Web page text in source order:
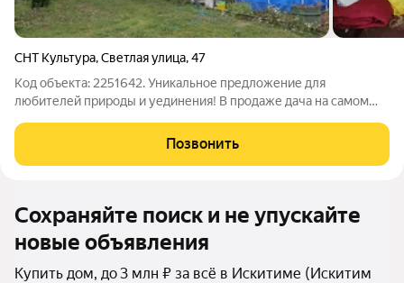
СНТ Культура,Светлая улица,47
Код объекта: 2251642. Уникальное предложение для
любителей природы и уединения! В продаже дача на самом
участке 6,7 соток есть всё для полноценного отдыха: гараж,
бассейн, баня и даже охрана.
Позвонить
Сохраняйте поиск и не упускайте
новые объявления
Купить дом, до 3 млн ₽ за всё в Искитиме (Искитим